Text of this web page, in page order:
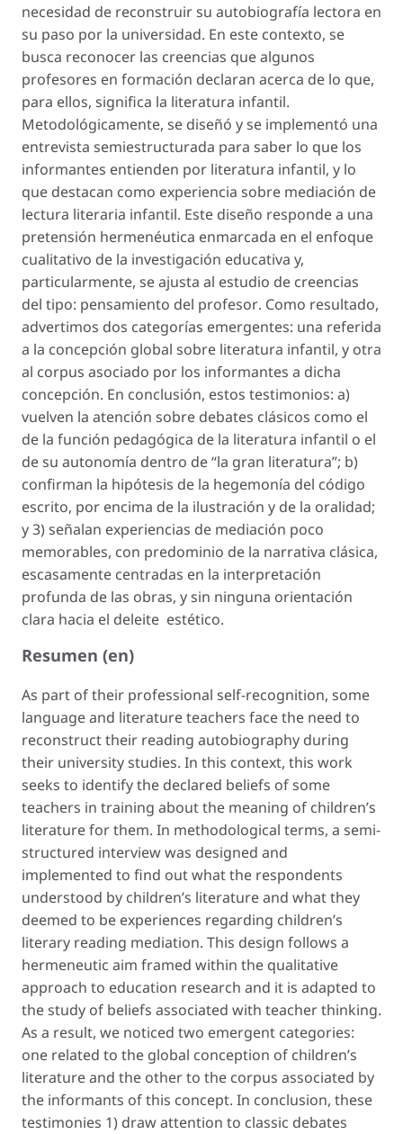
necesidad de reconstruir su autobiografía lectora en
su paso por la universidad. En este contexto, se
busca reconocer las creencias que algunos
profesores en formación declaran acerca de lo que,
para ellos, significa la literatura infantil.
Metodológicamente, se diseñó y se implementó una
entrevista semiestructurada para saber lo que los
informantes entienden por literatura infantil, y lo
que destacan como experiencia sobre mediación de
lectura literaria infantil. Este diseño responde a una
pretensión hermenéutica enmarcada en el enfoque
cualitativo de la investigación educativa y,
particularmente, se ajusta al estudio de creencias
del tipo: pensamiento del profesor. Como resultado,
advertimos dos categorías emergentes: una referida
a la concepción global sobre literatura infantil, y otra
al corpus asociado por los informantes a dicha
concepción. En conclusión, estos testimonios: a)
vuelven la atención sobre debates clásicos como el
de la función pedagógica de la literatura infantil o el
de su autonomía dentro de “la gran literatura”; b)
confirman la hipótesis de la hegemonía del código
escrito, por encima de la ilustración y de la oralidad;
y 3) señalan experiencias de mediación poco
memorables, con predominio de la narrativa clásica,
escasamente centradas en la interpretación
profunda de las obras, y sin ninguna orientación
clara hacia el deleite estético.
Resumen (en)
As part of their professional self-recognition, some
language and literature teachers face the need to
reconstruct their reading autobiography during
their university studies. In this context, this work
seeks to identify the declared beliefs of some
teachers in training about the meaning of children’s
literature for them. In methodological terms, a semi-
structured interview was designed and
implemented to find out what the respondents
understood by children’s literatureand what they
deemed to be experiences regarding children’s
literary reading mediation. This design follows a
hermeneutic aim framed within the qualitative
approach to education research and it is adapted to
the study of beliefs associated with teacher thinking.
As a result, we noticed two emergent categories:
one related to the global conception of children’s
literatureand the other to the corpus associated by
the informants of this concept. In conclusion, these
testimonies 1) draw attention to classic debates